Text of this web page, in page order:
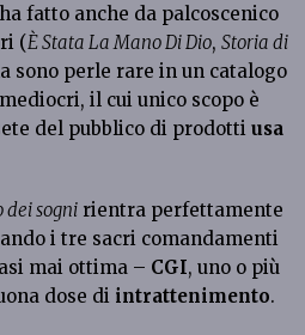
fatto anche da palcoscenico
(È Stata La Mano Di Dio,Storia di
sono perle rare in un catalogo
il cui unico scopo è
del pubblico di prodottiusa
sogni rientra perfettamente
i tre sacri comandamenti
mai ottima – CGI, uno o più
dose di intrattenimento.